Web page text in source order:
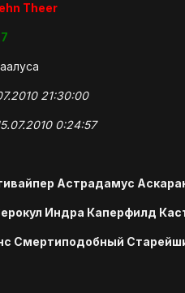
Theer
21:30:00
0:24:57
Астрадамус
Индра Каперфилд
Смертиподобный